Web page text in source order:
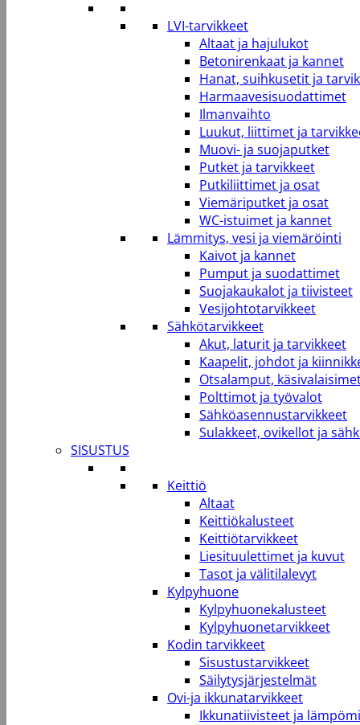
LVI-tarvikkeet
Altaat ja hajulukot
Betonirenkaat ja kannet
Hanat, suihkusetit ja
Harmaavesisuodattimet
Ilmanvaihto
Luukut, liittimet ja
Muovi- ja suojaputket
Putket ja tarvikkeet
Putkiliittimet ja osat
Viemäriputket ja osat
WC-istuimet ja kannet
Lämmitys, vesi ja viemäröinti
Kaivot ja kannet
Pumput ja suodattimet
Suojakaukalot ja tiivisteet
Vesijohtotarvikkeet
Sähkötarvikkeet
Akut, laturit ja tarvikkeet
Kaapelit, johdot ja
Otsalamput,
Polttimot ja työvalot
Sähköasennustarvikkeet
Sulakkeet, ovikellot ja
SISUSTUS
Keittiö
Altaat
Keittiökalusteet
Keittiötarvikkeet
Liesituulettimet ja kuvut
Tasot ja välitilalevyt
Kylpyhuone
Kylpyhuonekalusteet
Kylpyhuonetarvikkeet
Kodin tarvikkeet
Sisustustarvikkeet
Säilytysjärjestelmät
Ovi-ja ikkunatarvikkeet
Ikkunatiivisteet ja